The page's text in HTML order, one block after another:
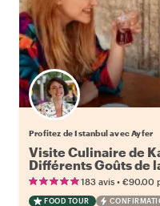
Profitez de Istanbul avec Ayfer
Visite Culinaire de
Différents Goûts de
183 avis • €90.00
FOOD TOUR